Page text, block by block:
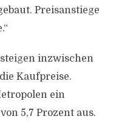
Preisanstiege
inzwischen
Kaufpreise.
ein
5,7 Prozent aus.